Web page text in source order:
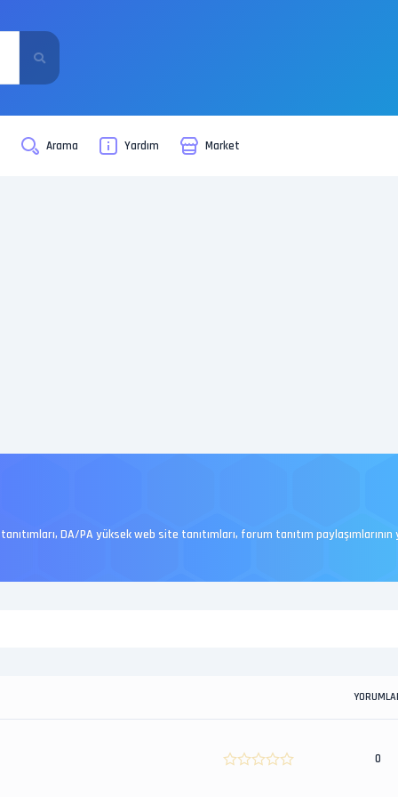
Arama Yardım Market
DA/PA yüksek web site tanıtımları, forum tanıtım paylaşımlarının
0